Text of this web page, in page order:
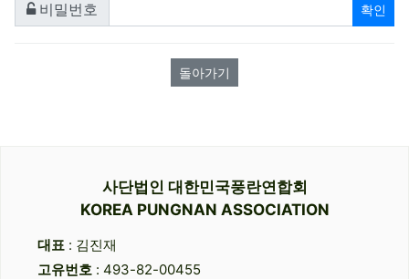
비밀번호
필수
확인
돌아가기
사단법인 대한민국풍란연합회
KOREA PUNGNAN ASSOCIATION
대표 : 김진재
고유번호 : 493-82-00455